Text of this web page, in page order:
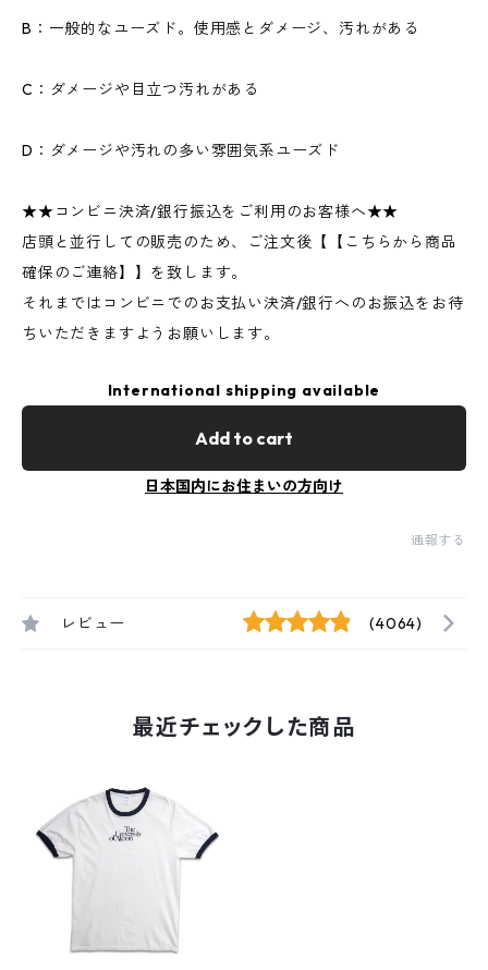
B：一般的なユーズド。使用感とダメージ、汚れがある
C：ダメージや目立つ汚れがある
D：ダメージや汚れの多い雰囲気系ユーズド
★★コンビニ決済/銀行振込をご利用のお客様へ★★
店頭と並行しての販売のため、ご注文後【【こちらから商品
確保のご連絡】】を致します。
それまではコンビニでのお支払い決済/銀行へのお振込をお待
ちいただきますようお願いします。
International shipping available
Add to cart
日本国内にお住まいの方向け
通報する
レビュー (4064)
最近チェックした商品